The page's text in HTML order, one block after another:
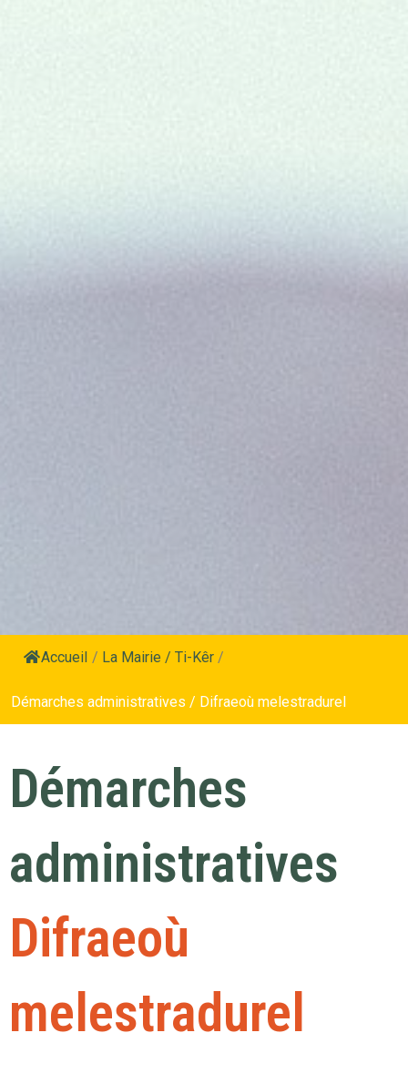
Accueil / La Mairie / Ti-Kêr /
Démarches administratives / Difraeoù melestradurel
Démarches
administratives
Difraeoù
melestradurel